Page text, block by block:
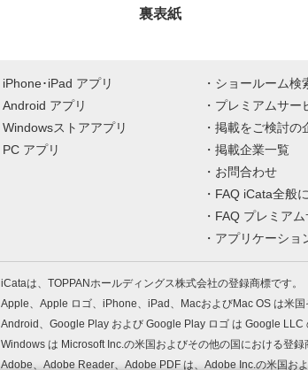
裏表紙
iPhone･iPad アプリ
Android アプリ
Windowsストアアプリ
PC アプリ
ショールーム検
プレミアムサー
掲載をご検討の
掲載企業一覧
お問合わせ
FAQ iCata全般
FAQ プレミア
アプリケーショ
iCataは、TOPPANホールディングス株式会社の登録商標です。
Apple、Apple ロゴ、iPhone、iPad、MacおよびMac OS は米
Android、Google Play および Google Play ロゴ は Google LLC
Windows は Microsoft Inc.の米国およびその他の国における登録
Adobe、Adobe Reader、Adobe PDF は、Adobe Inc.の米国お